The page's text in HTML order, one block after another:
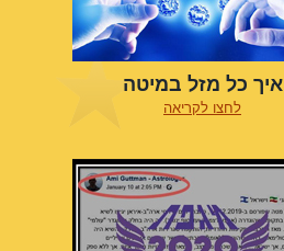
איך כל מזל במיטה
לחצו לקריאה